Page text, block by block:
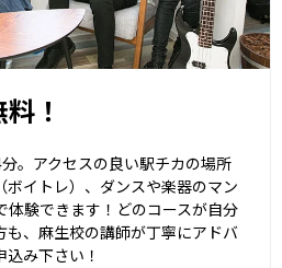
！
。アクセスの良い駅チカの場所
ボイトレ）、ダンスや楽器のマン
体験できます！どのコースが自分
も、麻生校の講師が丁寧にアドバ
み下さい！